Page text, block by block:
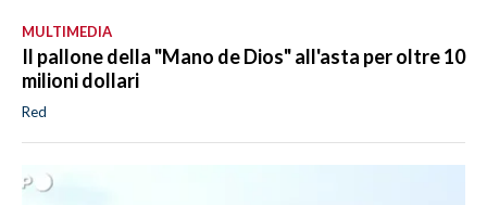
MULTIMEDIA
Il pallone della "Mano de Dios" all'asta per oltre 10
milioni dollari
Red